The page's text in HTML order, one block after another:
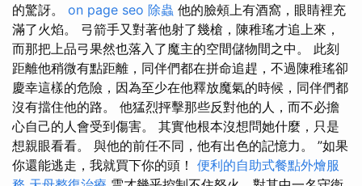
的驚訝。 on page seo 除蟲 他的臉頰上有酒窩，眼睛裡充
滿了火焰。 弓箭手又對著他射了幾槍，陳稚瑤才追上來，
而那把上品弓果然也落入了魔主的空間儲物間之中。 此刻
距離他稍微有點距離，同伴們都在拼命追趕，不過陳稚瑤卻
慶幸這樣的危險，因為至少在他釋放魔氣的時候，同伴們都
沒有擋住他的路。 他猛烈抨擊那些反對他的人，而不必擔
心自己的人會受到傷害。 其實他根本沒想問她什麼，只是
想親眼看看。 與他的前任不同，他有出色的記憶力。 ”如果
你還能逃走，我就買下你的頭！ 便利的自助式餐點外燴服